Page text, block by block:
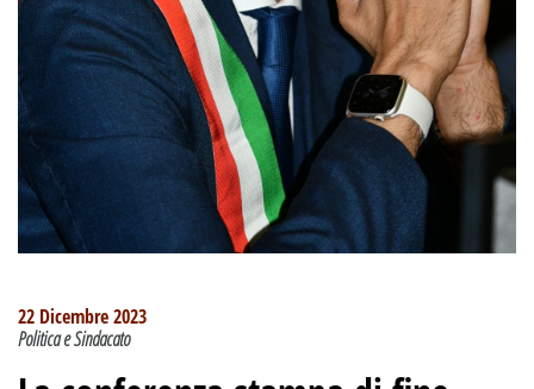
22 Dicembre 2023
Politica e Sindacato